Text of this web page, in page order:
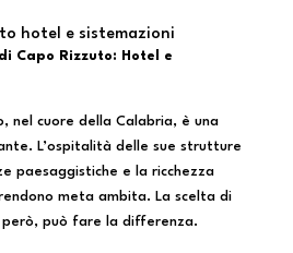
hotel e sistemazioni
Capo Rizzuto: Hotel e
nel cuore della Calabria, è una
L’ospitalità delle sue strutture
paesaggistiche e la ricchezza
meta ambita. La scelta di
può fare la differenza.